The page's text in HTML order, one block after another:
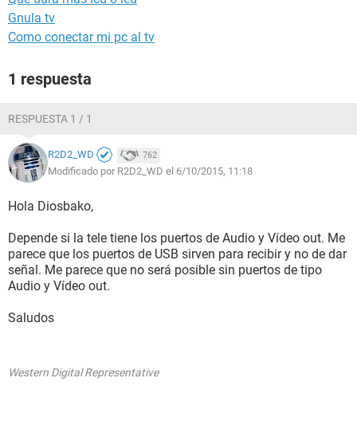
Gnula tv
Como conectar mi pc al tv
1 respuesta
RESPUESTA 1 / 1
R2D2_WD 762
Modificado por R2D2_WD el 6/10/2015, 11:18
Hola Diosbako,
Depende si la tele tiene los puertos de Audio y Vídeo out. Me
parece que los puertos de USB sirven para recibir y no de dar
señal. Me parece que no será posible sin puertos de tipo
Audio y Vídeo out.
Saludos
Western Digital Representative